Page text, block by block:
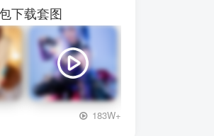
下载套图
183W+